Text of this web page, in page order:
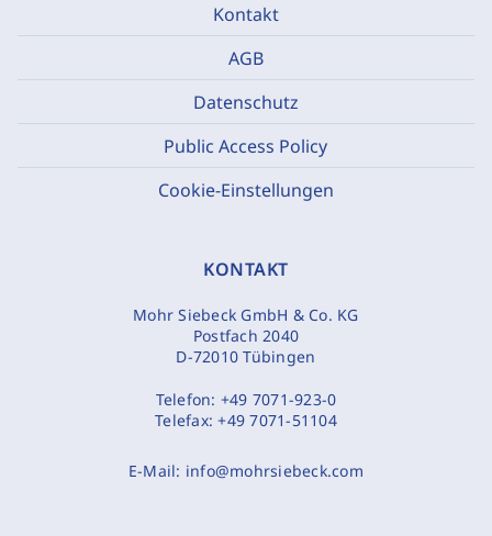
Kontakt
AGB
Datenschutz
Public Access Policy
Cookie-Einstellungen
KONTAKT
Mohr Siebeck GmbH & Co. KG
Postfach 2040
D-72010 Tübingen
Telefon: +49 7071-923-0
Telefax:+49 7071-51104
E-Mail: info@mohrsiebeck.com